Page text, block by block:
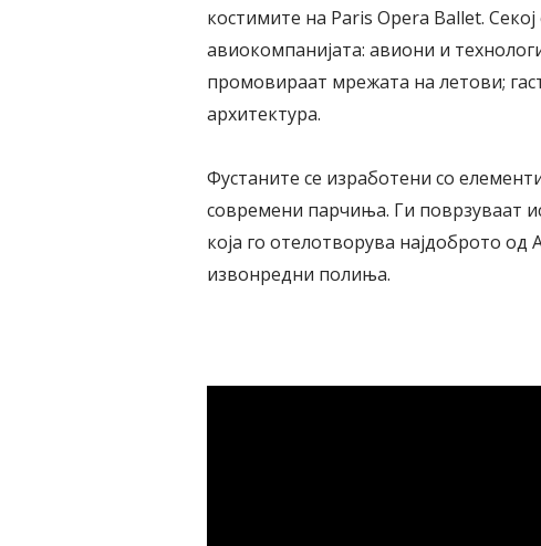
костимите на Paris Opera Ballet.
авиокомпанијата: авиони и
промовираат мрежата на летови;
архитектура.
Фустаните се изработени со
современи парчиња. Ги поврзуваат
која го отелотворува најдоброто
извонредни полиња.